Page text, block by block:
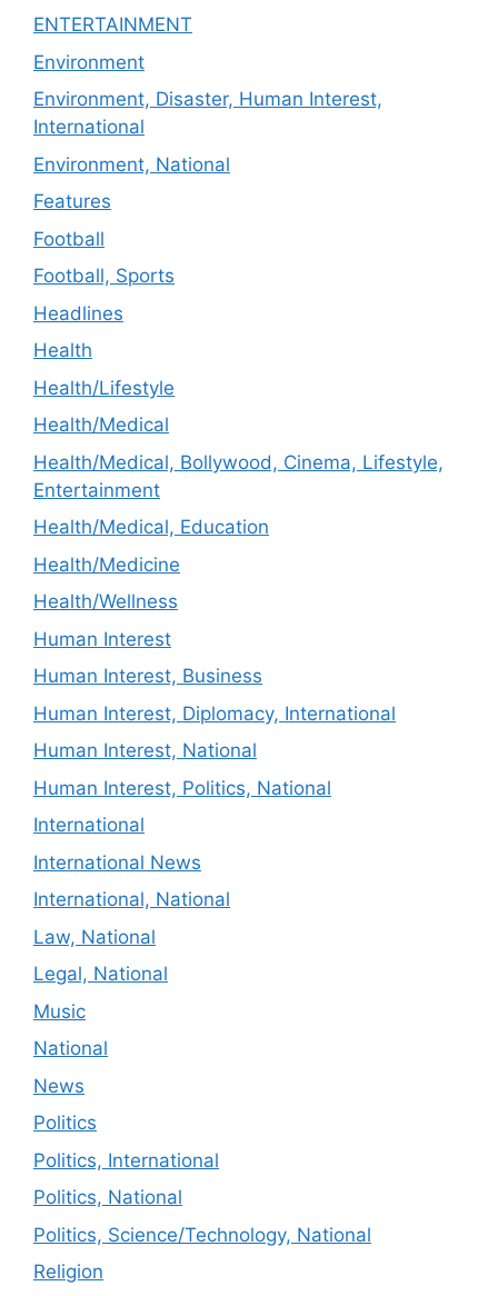
ENTERTAINMENT
Environment
Environment, Disaster, Human Interest,
International
Environment, National
Features
Football
Football, Sports
Headlines
Health
Health/Lifestyle
Health/Medical
Health/Medical, Bollywood, Cinema, Lifestyle,
Entertainment
Health/Medical, Education
Health/Medicine
Health/Wellness
Human Interest
Human Interest, Business
Human Interest, Diplomacy, International
Human Interest, National
Human Interest, Politics, National
International
International News
International, National
Law, National
Legal, National
Music
National
News
Politics
Politics, International
Politics, National
Politics, Science/Technology, National
Religion